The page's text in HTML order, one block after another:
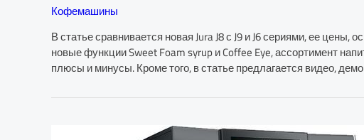
Кофемашины
В статье сравнивается новая Jura J8 с J9 и J6 сериями, ее
новые функции Sweet Foam syrup и Coffee Eye, ассортимент
плюсы и минусы. Кроме того, в статье предлагается видео,